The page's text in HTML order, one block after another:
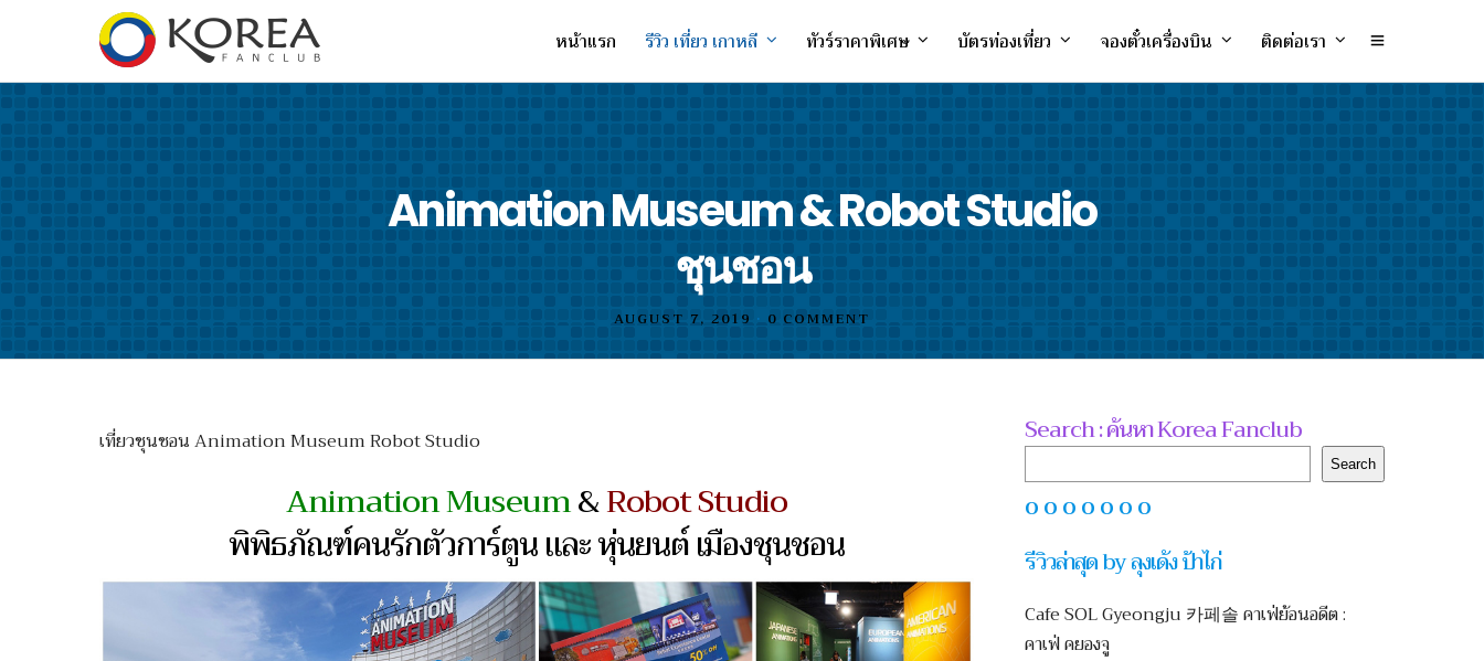
หน้าแรก รีวิว เที่ยว เกาหลี ทัวร์ราคาพิเศษ บัตรท่องเที่ยว จองตั๋วเครื่องบิน ติดต่อเรา
Animation Museum & Robot Studio
ชุนชอน
AUGUST 7, 2019 • 0 COMMENT
เที่ยวชุนชอน Animation Museum Robot Studio
Animation Museum&Robot Studio
พิพิธภัณฑ์คนรักตัวการ์ตูน และ หุ่นยนต์ เมืองชุนชอน
Search : ค้นหา Korea Fanclub
Search
O O O O O O O
รีวิวล่าสุด by ลุงเด้ง ป้าไก่
Cafe SOL Gyeongju 카페솔 คาเฟ่ย้อนอดีต :
คาเฟ่ คยองจู